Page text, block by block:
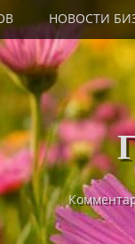
НОВОСТИ